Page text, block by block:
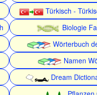
Türkisch -
Biologie
Wörterbuch
Namen
Dream